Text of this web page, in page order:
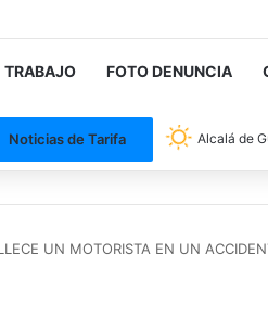
TRABAJO FOTO DENUNCIA
Noticias de Tarifa Alcalá de
UN MOTORISTA EN UN